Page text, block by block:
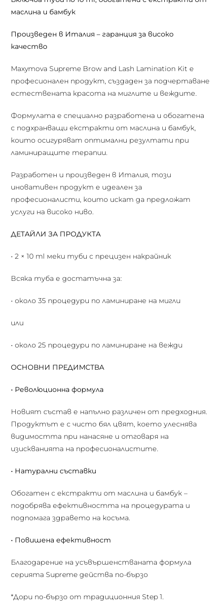
маслина и бамбук
Произведен в Италия – гаранция за високо
качество
Maxymova Supreme Brow and Lash Lamination Kit е
професионален продукт, създаден за подчертаване
естествената красота на миглите и веждите.
Формулата е специално разработена и обогатена
с подхранващи екстракти от маслина и бамбук,
които осигуряват оптимални резултати при
ламиниращите терапии.
Разработен и произведен в Италия, този
иновативен продукт е идеален за
професионалисти, които искат да предложат
услуги на високо ниво.
ДЕТАЙЛИ ЗА ПРОДУКТА
• 2 × 10 ml меки туби с прецизен накрайник
Всяка туба е достатъчна за:
• около 35 процедури по ламиниране на мигли
или
• около 25 процедури по ламиниране на вежди
ОСНОВНИ ПРЕДИМСТВА
• Революционна формула
Новият състав е напълно различен от предходния.
Продуктът е с чисто бял цвят, което улеснява
видимостта при нанасяне и отговаря на
изискванията на професионалистите.
• Натурални съставки
Обогатен с екстракти от маслина и бамбук –
подобрява ефективността на процедурата и
подпомага здравето на косъма.
• Повишена ефективност
Благодарение на усъвършенстваната формула
серията Supreme действа по-бързо
*Дори по-бързо от традиционния Step 1.